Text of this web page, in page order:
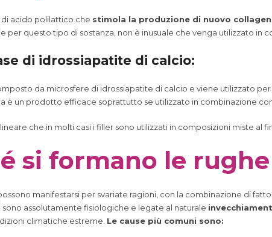
di acido polilattico che stimola la produzione di nuovo
per questo tipo di sostanza, non è inusuale che venga utilizzato in
di idrossiapatite di calcio:
da microsfere di idrossiapatite di calcio e viene utilizzato
è un prodotto efficace soprattutto se utilizzato in combinazione
che in molti casi i filler sono utilizzati in composizioni miste
si formano le
manifestarsi per svariate ragioni, con la combinazione di
assolutamente fisiologiche e legate al naturale
climatiche estreme. Le cause più comuni sono: